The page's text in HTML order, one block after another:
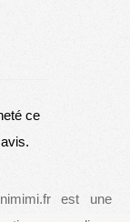
ce
est une